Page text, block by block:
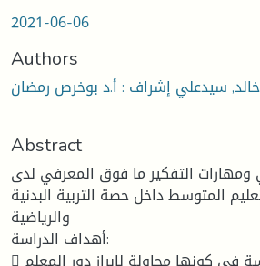
2021-06-06
Authors
سيدعلي إشراف : أ.د بوخرص رمضان
Abstract
ومهارات التفكير ما فوق المعرفي لدى
المتوسط داخل حصة التربية البدنية
والرياضية
أهداف الدراسة: